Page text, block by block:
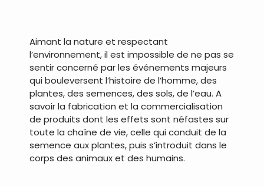
Aimant la nature et respectant
l’environnement, il est impossible de ne pas se
sentir concerné par les événements majeurs
qui bouleversent l’histoire de l’homme, des
plantes, des semences, des sols, de l’eau. A
savoir la fabrication et la commercialisation
de produits dont les effets sont néfastes sur
toute la chaîne de vie, celle qui conduit de la
semence aux plantes, puis s’introduit dans le
corps des animaux et des humains.